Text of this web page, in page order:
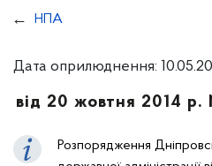
НПА
Дата оприлюднення:
від 20 жовтня 2014 р.
Розпорядження